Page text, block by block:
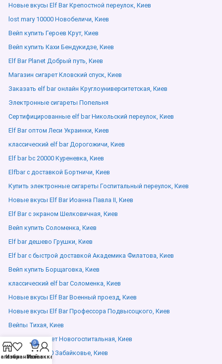
Новые вкусы Elf Bar Крепостной переулок, Киев
lost mary 10000 Новобеличи, Киев
Вейп купить Героев Крут, Киев
Вейп купить Кахи Бендукидзе, Киев
Elf Bar Planet Добрый путь, Киев
Магазин сигарет Кловский спуск, Киев
Заказать elf bar онлайн Круглоуниверситетская, Киев
Электронные сигареты Попельня
Сертифицированные elf bar Никольский переулок, Киев
Elf Bar оптом Леси Украинки, Киев
классический elf bar Дорогожичи, Киев
Elf bar bc 20000 Куреневка, Киев
Elfbar с доставкой Бортничи, Киев
Купить электронные сигареты Госпитальный переулок, Киев
Новые вкусы Elf Bar Иоанна Павла ІІ, Киев
Elf Bar с экраном Шелковичная, Киев
Вейп купить Соломенка, Киев
Elf bar дешево Грушки, Киев
Elf bar с быстрой доставкой Академика Филатова, Киев
Вейп купить Борщаговка, Киев
классический elf bar Соломенка, Киев
Новые вкусы Elf Bar Военный проезд, Киев
Новые вкусы Elf Bar Профессора Подвысоцкого, Киев
Вейпы Тихая, Киев
Магазин сигарет Новогоспитальная, Киев
lost mary 10000 Забайковье, Киев
Избранное
0
Заказ
Мой аккаунт